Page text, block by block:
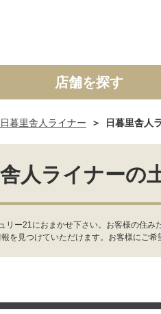
ション 土地
店舗を探す
日暮里舎人ライナー 日暮里舎人
人ライナーの
ー21におまかせ下さい。お客様の住
見つけていただけます。お客様にご